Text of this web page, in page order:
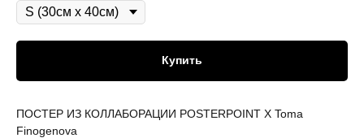
Купить
ПОСТЕР ИЗ КОЛЛАБОРАЦИИ POSTERPOINT X Toma
Finogenova